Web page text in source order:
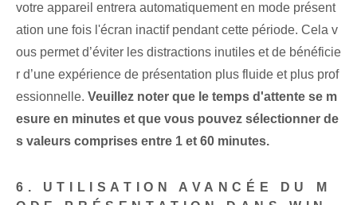
votre appareil entrera automatiquement en mode présent
ation une fois l'écran inactif pendant cette période. Cela v
ous permet d’éviter les distractions inutiles et de bénéficie
r d’une expérience de présentation plus fluide et plus prof
essionnelle. Veuillez noter que le temps d'attente se m
esure en minutes et que vous pouvez sélectionner de
s valeurs comprises entre 1 et 60 minutes.
6. UTILISATION AVANCÉE DU M